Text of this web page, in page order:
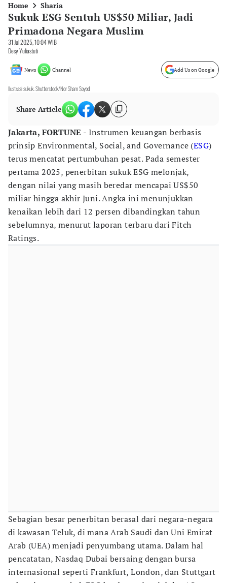
Home Sharia
Sukuk ESG Sentuh US$50 Miliar, Jadi
Primadona Negara Muslim
31 Jul 2025, 10:04 WIB
Desy Yuliastuti
News Channel Add Us on Google
Ilustrasi sukuk. Shutterstock/Nor Sham Soyod
Share Article
Jakarta, FORTUNE - Instrumen keuangan berbasis
prinsip Environmental, Social, and Governance (ESG)
terus mencatat pertumbuhan pesat. Pada semester
pertama 2025, penerbitan sukuk ESG melonjak,
dengan nilai yang masih beredar mencapai US$50
miliar hingga akhir Juni. Angka ini menunjukkan
kenaikan lebih dari 12 persen dibandingkan tahun
sebelumnya, menurut laporan terbaru dari Fitch
Ratings.
Sebagian besar penerbitan berasal dari negara-negara
di kawasan Teluk, di mana Arab Saudi dan Uni Emirat
Arab (UEA) menjadi penyumbang utama. Dalam hal
pencatatan, Nasdaq Dubai bersaing dengan bursa
internasional seperti Frankfurt, London, dan Stuttgart